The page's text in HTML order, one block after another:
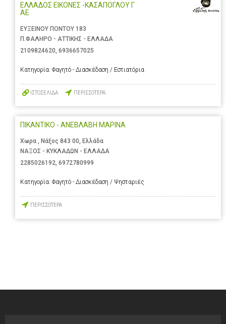
ΕΛΛΑΔΟΣ ΕΙΚΟΝΕΣ -ΚΑΣΑΠΟΓΛΟΥ Γ
ΑΕ
ΕΥΞΕΙΝΟΥ ΠΟΝΤΟΥ 183
Π.ΦΑΛΗΡΟ - ΑΤΤΙΚΗΣ - ΕΛΛΑΔΑ
2109824620, 6936657025
Κατηγορία: Φαγητό - Διασκέδαση / Εστιατόρια
ΙΣΤΟΣΕΛΙΔΑ ΠΕΡΙΣΣΟΤΕΡΑ
ΠΙΚΑΝΤΙΚΟ - ΑΝΕΒΛΑΒΗ ΜΑΡΙΝΑ
Χωρα , Νάξος 843 00, Ελλάδα
ΝΑΞΟΣ - ΚΥΚΛΑΔΩΝ - ΕΛΛΑΔΑ
2285026192, 6972780999
Κατηγορία: Φαγητό - Διασκέδαση / Ψησταριές
ΠΕΡΙΣΣΟΤΕΡΑ